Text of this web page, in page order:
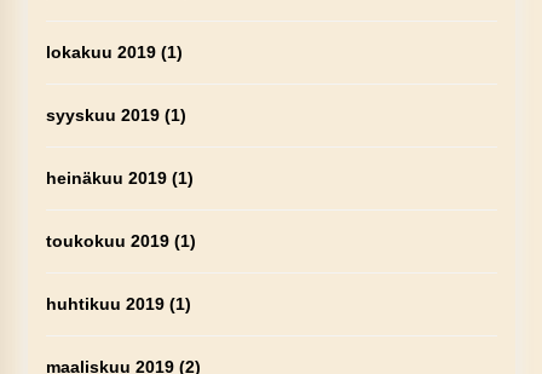
lokakuu 2019(1)
syyskuu 2019(1)
heinäkuu 2019(1)
toukokuu 2019(1)
huhtikuu 2019(1)
maaliskuu 2019(2)